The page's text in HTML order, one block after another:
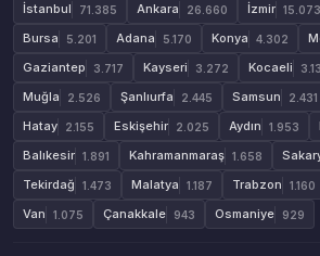
İstanbul
71.385 Ankara 26.660 İzmir 15.073
Bursa 5.201 Adana 5.170 Konya 4.302
Gaziantep 3.717 Kayseri 3.272 Kocaeli
Muğla 2.526 Şanlıurfa 2.445 Samsun 2.431
Hatay 2.155 Eskişehir 2.025 Aydın 1.953
Balıkesir 1.891 Kahramanmaraş 1.658
Tekirdağ 1.473 Malatya 1.187 Trabzon 1.160
Van 1.075 Çanakkale 943 Osmaniye 929